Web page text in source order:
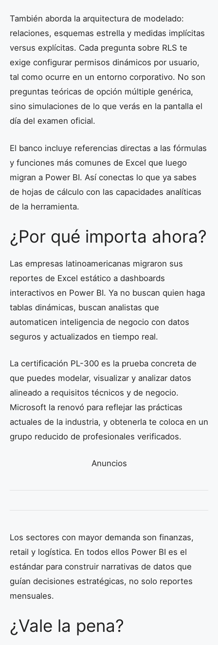
También aborda la arquitectura de modelado:
relaciones, esquemas estrella y medidas implícitas
versus explícitas. Cada pregunta sobre RLS te
exige configurar permisos dinámicos por usuario,
tal como ocurre en un entorno corporativo. No son
preguntas teóricas de opción múltiple genérica,
sino simulaciones de lo que verás en la pantalla el
día del examen oficial.
El banco incluye referencias directas a las fórmulas
y funciones más comunes de Excel que luego
migran a Power BI. Así conectas lo que ya sabes
de hojas de cálculo con las capacidades analíticas
de la herramienta.
¿Por qué importa ahora?
Las empresas latinoamericanas migraron sus
reportes de Excel estático a dashboards
interactivos en Power BI. Ya no buscan quien haga
tablas dinámicas, buscan analistas que
automaticen inteligencia de negocio con datos
seguros y actualizados en tiempo real.
La certificación PL-300 es la prueba concreta de
que puedes modelar, visualizar y analizar datos
alineado a requisitos técnicos y de negocio.
Microsoft la renovó para reflejar las prácticas
actuales de la industria, y obtenerla te coloca en un
grupo reducido de profesionales verificados.
Anuncios
Los sectores con mayor demanda son finanzas,
retail y logística. En todos ellos Power BI es el
estándar para construir narrativas de datos que
guían decisiones estratégicas, no solo reportes
mensuales.
¿Vale la pena?